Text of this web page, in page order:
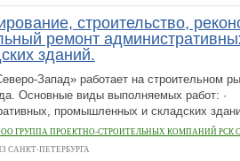
строительство,
ремонт
зданий.
Запад» работает на строительном
Основные виды выполняемых работ:
промышленных и складских
ГРУППА ПРОЕКТНО-СТРОИТЕЛЬНЫХ КОМПАНИЙ РСК
САНКТ-ПЕТЕРБУРГА